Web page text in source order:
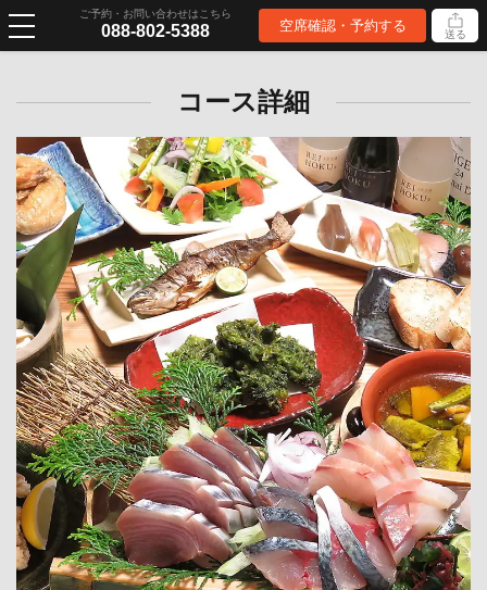
ご予約・お問い合わせはこちら
088-802-5388 空席確認・予約する 送る
コース詳細